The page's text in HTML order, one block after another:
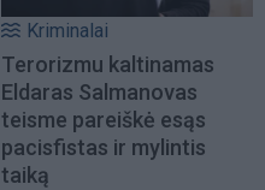
Kriminalai
Terorizmu kaltinamas
Eldaras Salmanovas
teisme pareiškė esąs
pacisfistas ir mylintis
taiką